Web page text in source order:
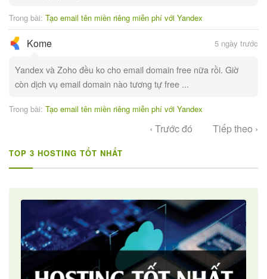
Trong bài: Tạo email tên miền riêng miễn phí với Yandex
Kome 5 ngày trước
Yandex và Zoho đều ko cho email domain free nữa rồi. Giờ
còn dịch vụ email domain nào tương tự free ...
Trong bài: Tạo email tên miền riêng miễn phí với Yandex
‹ Trước đó Tiếp theo ›
TOP 3 HOSTING TỐT NHẤT